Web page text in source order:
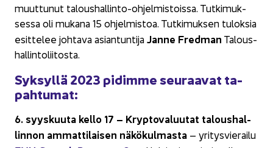
muut­tu­nut taloushallinto-​ohjelmistoissa. Tut­ki­muk­
ses­sa oli mu­ka­na 15 oh­jel­mis­toa. Tut­ki­muk­sen tu­lok­sia
esit­te­lee joh­ta­va asian­tun­ti­ja Janne Fred­man Ta­lous­
hal­lin­to­lii­tos­ta.
Syk­syl­lä 2023 pi­dim­me seu­raa­vat ta­
pah­tu­mat:
6. syys­kuu­ta kello 17 – Kryp­to­va­luu­tat ta­lous­hal­
lin­non am­mat­ti­lai­sen nä­kö­kul­mas­ta – yri­tys­vie­rai­lu